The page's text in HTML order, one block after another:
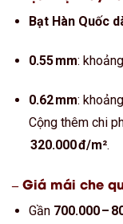
Bạt Hàn Quốc
0.55 mm:
0.62 mm:
Cộng thêm chi
320.000 đ/m².
– Giá mái che
Gần 700.000 –